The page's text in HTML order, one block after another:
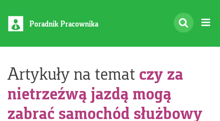
Poradnik Pracownika
Artykuły na temat czy za
nietrzeźwą jazdą mogą
zabrać samochód służbowy